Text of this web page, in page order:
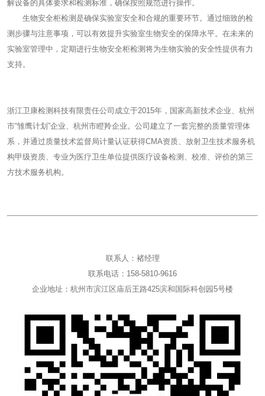
解设备的具体要求和检测标准，确保按照规范进行操作。
生物安全柜检测是确保实验室安全和合规的重要环节。通过细致的检
测步骤与注意事项，可以有效提升实验室生物安全的保障水平。在未来的
实验室管理中，定期进行生物安全柜检测将为生物实验的安全性提供有力
支持。
浙江卫康检测科技有限责任公司成立于2015年，国家高新技术企业、杭州
市“雏鹰计划”企业、杭州市瞪羚企业。公司建立了一套完整的质量管理体
系，并通过质量技术监督局计量认证获得CMA资质、放射卫生技术服务机
构甲级资质、专业为医疗卫生单位提供医疗设备检测、校准、评价的第三
方技术服务机构。
联系人：褚经理
联系电话：158-5810-9616
企业地址：杭州市滨江区庙后王路425滨和国际科创园5号楼